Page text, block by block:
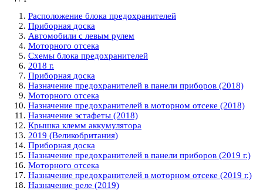
Расположение блока предохранителей
Приборная доска
Автомобили с левым рулем
Моторного отсека
Схемы блока предохранителей
2018 г.
Приборная доска
Назначение предохранителей в панели приборов (2018)
Моторного отсека
Назначение предохранителей в моторном отсеке (2018)
Назначение эстафеты (2018)
Крышка клемм аккумулятора
2019 (Великобритания)
Приборная доска
Назначение предохранителей в панели приборов (2019 г.)
Моторного отсека
Назначение предохранителей в моторном отсеке (2019 г.)
Назначение реле (2019)